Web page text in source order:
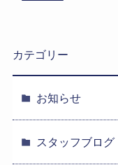
カテゴリー
お知らせ
スタッフブログ